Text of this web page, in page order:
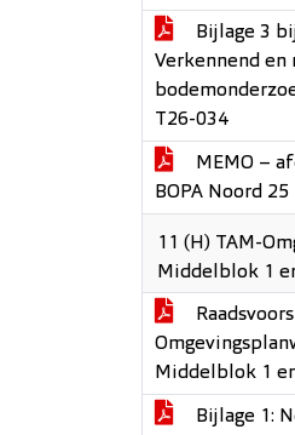
Bijlage 3
Verkennend en
T26-034
MEMO –
BOPA Noord 25
11 (H) TAM-
Middelblok 1
Middelblok 1
Bijlage 1: